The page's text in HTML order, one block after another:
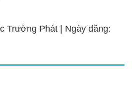
Trường Phát | Ngày đăng: